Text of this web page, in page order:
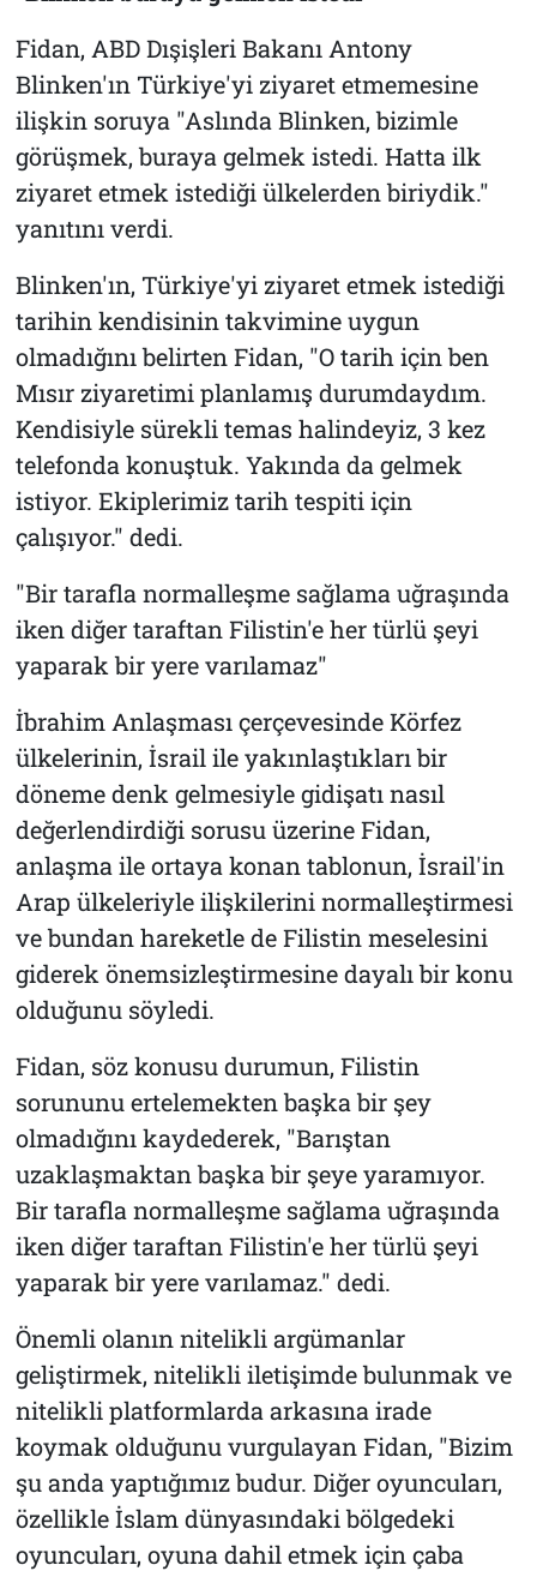
Fidan, ABD Dışişleri Bakanı Antony
Blinken'ın Türkiye'yi ziyaret etmemesine
ilişkin soruya "Aslında Blinken, bizimle
görüşmek, buraya gelmek istedi. Hatta ilk
ziyaret etmek istediği ülkelerden biriydik."
yanıtını verdi.
Blinken'ın, Türkiye'yi ziyaret etmek istediği
tarihin kendisinin takvimine uygun
olmadığını belirten Fidan, "O tarih için ben
Mısır ziyaretimi planlamış durumdaydım.
Kendisiyle sürekli temas halindeyiz, 3 kez
telefonda konuştuk. Yakında da gelmek
istiyor. Ekiplerimiz tarih tespiti için
çalışıyor." dedi.
"Bir tarafla normalleşme sağlama uğraşında
iken diğer taraftan Filistin'e her türlü şeyi
yaparak bir yere varılamaz"
İbrahim Anlaşması çerçevesinde Körfez
ülkelerinin, İsrail ile yakınlaştıkları bir
döneme denk gelmesiyle gidişatı nasıl
değerlendirdiği sorusu üzerine Fidan,
anlaşma ile ortaya konan tablonun, İsrail'in
Arap ülkeleriyle ilişkilerini normalleştirmesi
ve bundan hareketle de Filistin meselesini
giderek önemsizleştirmesine dayalı bir konu
olduğunu söyledi.
Fidan, söz konusu durumun, Filistin
sorununu ertelemekten başka bir şey
olmadığını kaydederek, "Barıştan
uzaklaşmaktan başka bir şeye yaramıyor.
Bir tarafla normalleşme sağlama uğraşında
iken diğer taraftan Filistin'e her türlü şeyi
yaparak bir yere varılamaz." dedi.
Önemli olanın nitelikli argümanlar
geliştirmek, nitelikli iletişimde bulunmak ve
nitelikli platformlarda arkasına irade
koymak olduğunu vurgulayan Fidan, "Bizim
şu anda yaptığımız budur. Diğer oyuncuları,
özellikle İslam dünyasındaki bölgedeki
oyuncuları, oyuna dahil etmek için çaba